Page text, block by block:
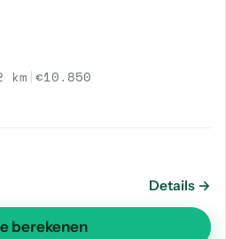
km |€10.850
Details →
berekenen